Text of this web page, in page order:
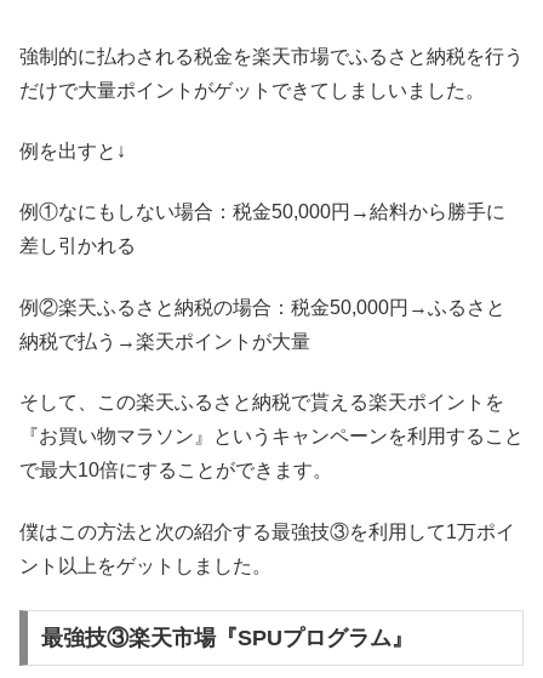
強制的に払わされる税金を楽天市場でふるさと納税を行う
だけで大量ポイントがゲットできてしましいました。
例を出すと↓
例①なにもしない場合：税金50,000円→給料から勝手に
差し引かれる
例②楽天ふるさと納税の場合：税金50,000円→ふるさと
納税で払う→楽天ポイントが大量
そして、この楽天ふるさと納税で貰える楽天ポイントを
『お買い物マラソン』というキャンペーンを利用すること
で最大10倍にすることができます。
僕はこの方法と次の紹介する最強技③を利用して1万ポイ
ント以上をゲットしました。
最強技③楽天市場『SPUプログラム』